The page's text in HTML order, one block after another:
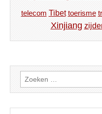
telecom Tibet toerisme
Xinjiang
Zoeken
naar: